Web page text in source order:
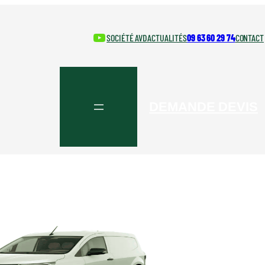
YouTube
SOCIÉTÉ AVDACTUALITÉS09 63 60 29 74CONTACT